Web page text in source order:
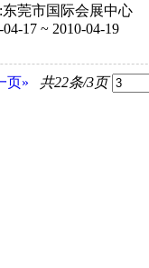
东莞市国际会展中心
04-17 ~ 2010-04-19
页» 共22条/3页